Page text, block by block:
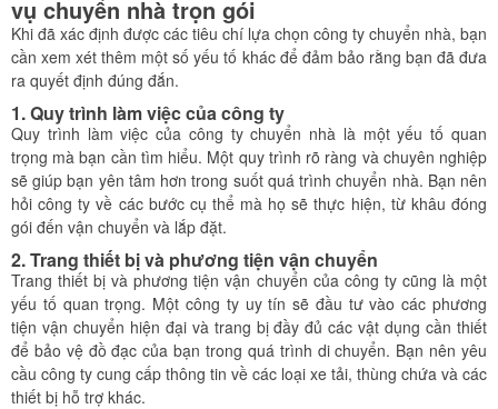
vụ chuyển nhà trọn gói
Khi đã xác định được các tiêu chí lựa chọn công ty chuyển nhà, bạn
cần xem xét thêm một số yếu tố khác để đảm bảo rằng bạn đã đưa
ra quyết định đúng đắn.
1.Quy trình làm việc của công ty
Quy trình làm việc của công ty chuyển nhà là một yếu tố quan
trọng mà bạn cần tìm hiểu. Một quy trình rõ ràng và chuyên nghiệp
sẽ giúp bạn yên tâm hơn trong suốt quá trình chuyển nhà. Bạn nên
hỏi công ty về các bước cụ thể mà họ sẽ thực hiện, từ khâu đóng
gói đến vận chuyển và lắp đặt.
2.Trang thiết bị và phương tiện vận chuyển
Trang thiết bị và phương tiện vận chuyển của công ty cũng là một
yếu tố quan trọng. Một công ty uy tín sẽ đầu tư vào các phương
tiện vận chuyển hiện đại và trang bị đầy đủ các vật dụng cần thiết
để bảo vệ đồ đạc của bạn trong quá trình di chuyển. Bạn nên yêu
cầu công ty cung cấp thông tin về các loại xe tải, thùng chứa và các
thiết bị hỗ trợ khác.